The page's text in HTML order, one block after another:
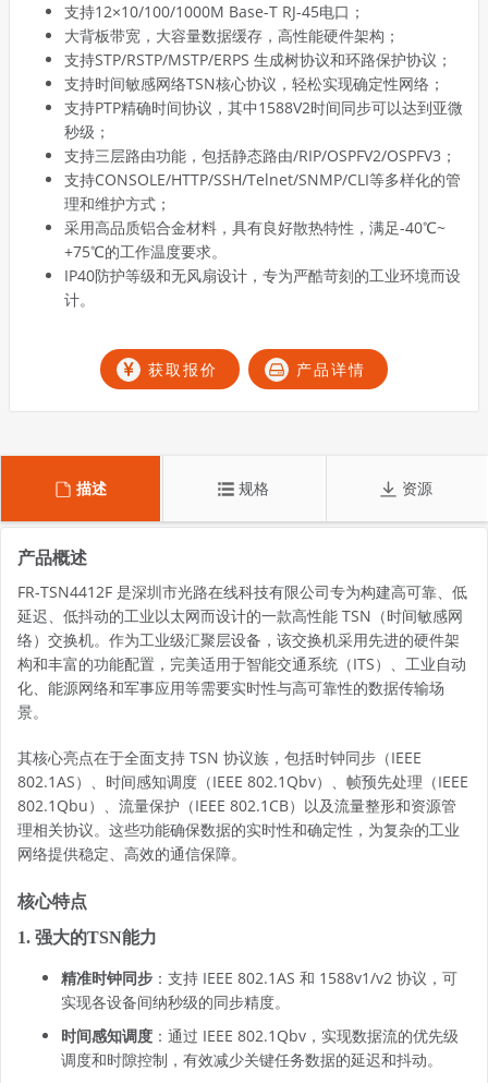
支持12×10/100/1000M Base-T RJ-45电口；
大背板带宽，大容量数据缓存，高性能硬件架构；
支持STP/RSTP/MSTP/ERPS 生成树协议和环路保护协议；
支持时间敏感网络TSN核心协议，轻松实现确定性网络；
支持PTP精确时间协议，其中1588V2时间同步可以达到亚微
秒级；
支持三层路由功能，包括静态路由/RIP/OSPFV2/OSPFV3；
支持CONSOLE/HTTP/SSH/Telnet/SNMP/CLI等多样化的管
理和维护方式；
采用高品质铝合金材料，具有良好散热特性，满足-40℃~
+75℃的工作温度要求。
IP40防护等级和无风扇设计，专为严酷苛刻的工业环境而设
计。
获取报价 产品详情
描述 规格 资源
产品概述
FR-TSN4412F 是深圳市光路在线科技有限公司专为构建高可靠、低
延迟、低抖动的工业以太网而设计的一款高性能 TSN（时间敏感网
络）交换机。作为工业级汇聚层设备，该交换机采用先进的硬件架
构和丰富的功能配置，完美适用于智能交通系统（ITS）、工业自动
化、能源网络和军事应用等需要实时性与高可靠性的数据传输场
景。
其核心亮点在于全面支持 TSN 协议族，包括时钟同步（IEEE
802.1AS）、时间感知调度（IEEE 802.1Qbv）、帧预先处理（IEEE
802.1Qbu）、流量保护（IEEE 802.1CB）以及流量整形和资源管
理相关协议。这些功能确保数据的实时性和确定性，为复杂的工业
网络提供稳定、高效的通信保障。
核心特点
1. 强大的TSN能力
精准时钟同步 ：支持 IEEE 802.1AS 和 1588v1/v2 协议，可
实现各设备间纳秒级的同步精度。
时间感知调度 ：通过 IEEE 802.1Qbv，实现数据流的优先级
调度和时隙控制，有效减少关键任务数据的延迟和抖动。